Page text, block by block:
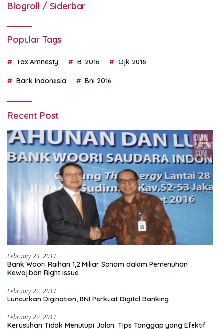
Blogroll / Siderbar
Popular Tags
Tax Amnesty Bi 2016 Ojk 2016
Bank Indonesia Bni 2016
Recent Post
February 23, 2017
Bank Woori Raihan 1,2 Miliar Saham dalam Pemenuhan
Kewajiban Right Issue
February 22, 2017
Luncurkan Digination, BNI Perkuat Digital Banking
February 22, 2017
Kerusuhan Tidak Menutupi Jalan: Tips Tanggap yang Efektif